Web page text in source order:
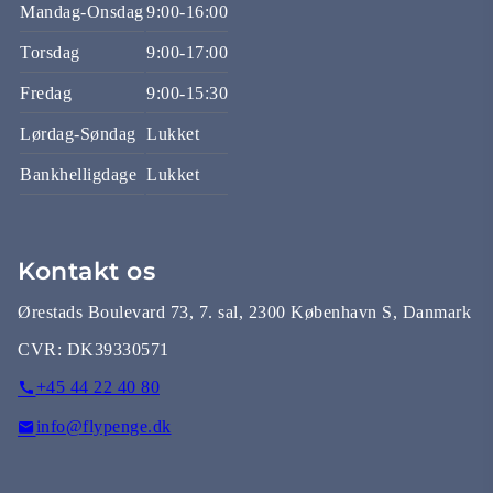
Mandag-Onsdag9:00-16:00
Torsdag 9:00-17:00
Fredag 9:00-15:30
Lørdag-Søndag Lukket
Bankhelligdage Lukket
Kontakt os
Ørestads Boulevard 73, 7. sal, 2300 København S, Danmark
CVR: DK39330571
+45 44 22 40 80
info@flypenge.dk